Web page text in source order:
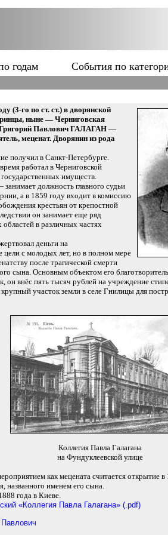
годам События по
(3-го по ст. ст.) в дворянской
ныне — Черниговская
Григорий Павлович ГАЛАГАН —
меценат. Дворянин из рода
получил в Санкт-Петербурге.
работал в Черниговской
государственных имуществ.
должность главного судьи
а в 1859 году входит в комиссию
крестьян от крепостной
он занимает еще ряд
в различных частях
деньги на
цели с молодых лет, но в полном мере
после трагической смерти
сына. Основным объектом его
он внёс пять тысяч рублей на учреждение
участок земли в селе Гнилицы для
Коллегия Павла Галагана
на Фундуклеевской улице
как мецената считается открытие в
названного именем его сына.
года в Киеве.
«Коллегия Павла Галагана» (.pdf)
Павлович